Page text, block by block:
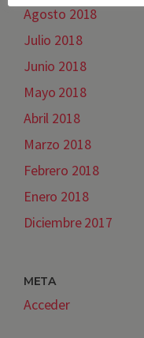
Agosto 2018
Julio 2018
Junio 2018
Mayo 2018
Abril 2018
Marzo 2018
Febrero 2018
Enero 2018
Diciembre 2017
META
Acceder